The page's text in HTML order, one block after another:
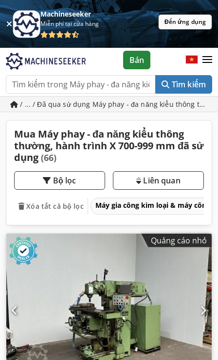
Machineseeker
Miễn phí tại cửa hàng Đến ứng dụng
Tìm kiếm
Bán
/ ... / Đã qua sử dụng Máy phay - đa năng kiểu thông
Mua Máy phay - đa năng kiểu thông
thường, hành trình X 700-999 mm đã sử
dụng (66)
Bộ lọc Liên quan
Xóa tất cả bộ lọc Máy gia công kim loại & máy công
Quảng cáo nhỏ